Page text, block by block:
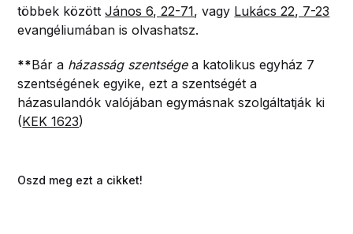
többek közöttJános 6, 22-71, vagy Lukács 22, 7-23
evangéliumában is olvashatsz.
**Bár a házasság szentségea katolikus egyház 7
szentségének egyike, ezt a szentségét a
házasulandók valójában egymásnak szolgáltatják ki
(KEK 1623)
Oszd meg ezt a cikket!